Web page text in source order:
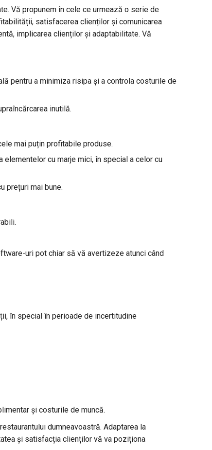
Vă propunem în cele ce urmează o serie de
satisfacerea clienților și comunicarea
implicarea clienților și adaptabilitate. Vă
pentru a minimiza risipa și a controla costurile de
inutilă.
mai puțin profitabile produse.
cu marje mici, în special a celor cu
prețuri mai bune.
uri pot chiar să vă avertizeze atunci când
în special în perioade de incertitudine
și costurile de muncă.
dumneavoastră. Adaptarea la
și satisfacția clienților vă va poziționa